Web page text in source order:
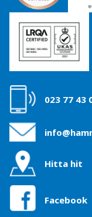
023 77 43
Hitta hit
Facebook